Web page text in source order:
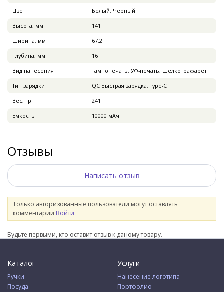
Цвет
Белый, Черный
Высота, мм
141
Ширина, мм
67,2
Глубина, мм
16
Вид нанесения
Тампопечать, УФ-печать, Шелкотрафарет
Тип зарядки
QC Быстрая зарядка, Type-C
Вес, гр
241
Емкость
10000 мАч
Отзывы
Написать отзыв
Только авторизованные пользователи могут оставлять
комментарии Войти
Будьте первыми, кто оставит отзыв к даному товару.
Каталог
Ручки
Посуда
Услуги
Нанесение логотипа
Портфолио